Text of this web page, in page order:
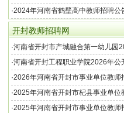
·2024年河南省鹤壁高中教师招聘公
开封教师招聘网
·河南省开封市产城融合第一幼儿园
公告
·河南省开封工程职业学院2026年公
·2026年河南省开封市事业单位教师
·2025年河南省开封市杞县事业单位
·2025年河南省开封市事业单位教师